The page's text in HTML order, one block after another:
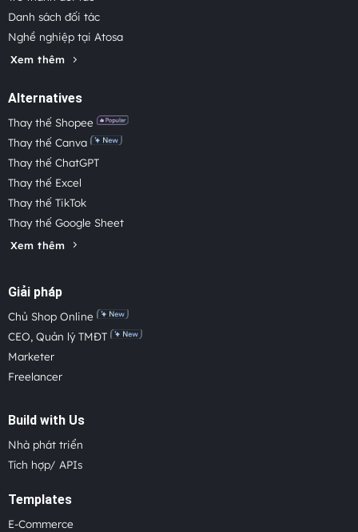
Danh sách đối tác
Nghề nghiệp tại Atosa
Xem thêm
Alternatives
Thay thế Shopee
Thay thế Canva
Thay thế ChatGPT
Thay thế Excel
Thay thế TikTok
Thay thế Google Sheet
Xem thêm
Giải pháp
Chủ Shop Online
CEO, Quản lý TMĐT
Marketer
Freelancer
Build with Us
Nhà phát triển
Tích hợp/ APIs
Templates
E-Commerce